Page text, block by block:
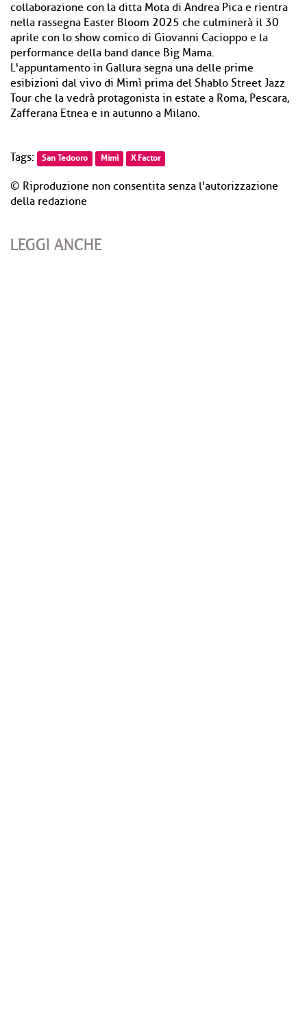
collaborazione con la ditta Mota di Andrea Pica e rientra
nella rassegna Easter Bloom 2025 che culminerà il 30
aprile con lo show comico di Giovanni Cacioppo e la
performance della band dance Big Mama.
L'appuntamento in Gallura segna una delle prime
esibizioni dal vivo di Mimì prima del Shablo Street Jazz
Tour che la vedrà protagonista in estate a Roma, Pescara,
Zafferana Etnea e in autunno a Milano.
Tags: San Tedooro Mimì X Factor
© Riproduzione non consentita senza l'autorizzazione
della redazione
LEGGI ANCHE